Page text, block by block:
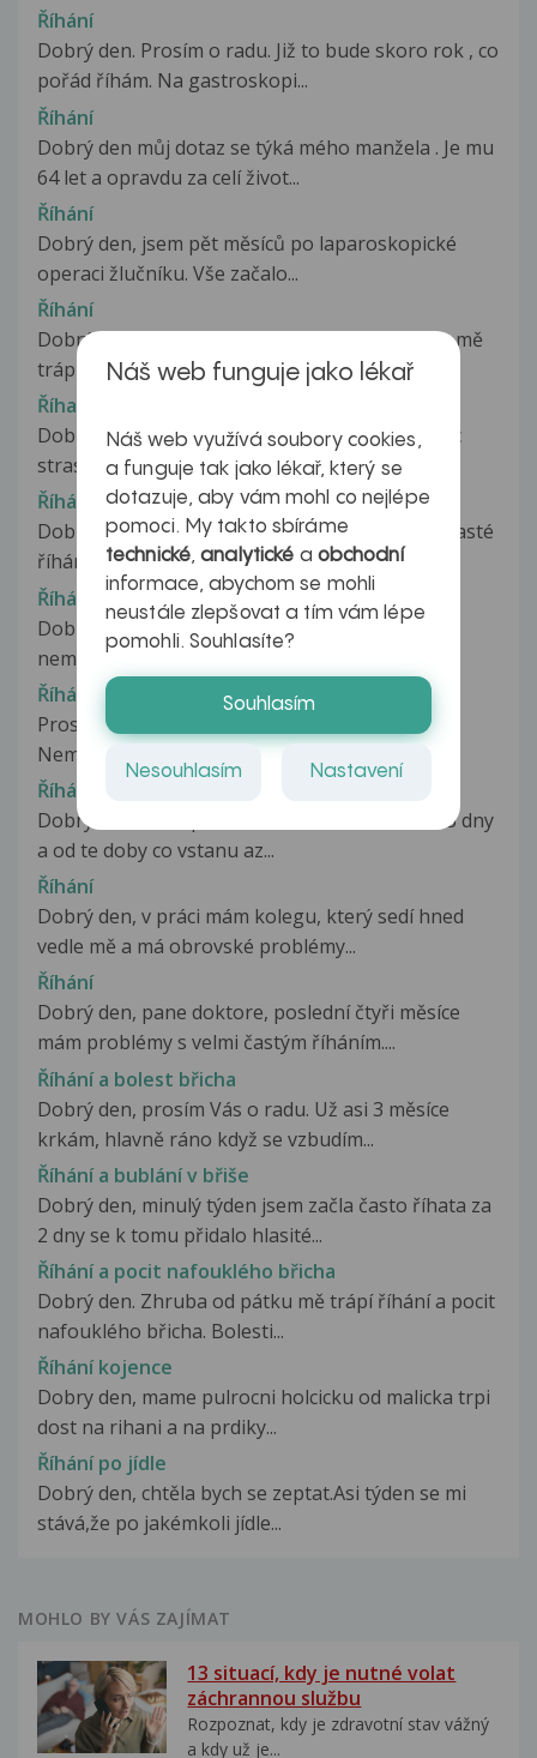
Říhání
Dobrý den. Prosím o radu. Již to bude skoro rok , co
pořád říhám. Na gastroskopi...
Říhání
Dobrý den můj dotaz se týká mého manžela . Je mu
64 let a opravdu za celí život...
Říhání
Dobrý den, jsem pět měsíců po laparoskopické
operaci žlučníku. Vše začalo...
Říhání
Dobrý den, chtěla bych se zeptat. Asi tak 3 dny mě
trápí nadměrné říhání. Není...
Říhaní
Dobry den,mame 3mesicni miminko a tak mesic
strasne moc řiha. Moje lekarka rika...
Říhání
Dobrý den, měla bych prosbu .Asi týden mám časté
říhání,které se objevuje nezávisle...
Říhání
Dobrý den, chtěla bych se zeptat, nikdy jsem
neměla žádné obtíže se zazivanim,...
Říhání
Prosím o radu s problémem častého říhání.
Nemám nadváhu, nekouřím, kávu piju...
Říhání
Dobry den, mam potize s rihanim .. Uz to trva 3 dny
a od te doby co vstanu az...
Říhání
Dobrý den, v práci mám kolegu, který sedí hned
vedle mě a má obrovské problémy...
Říhání
Dobrý den, pane doktore, poslední čtyři měsíce
mám problémy s velmi častým říháním....
Říhání a bolest břicha
Dobrý den, prosím Vás o radu. Už asi 3 měsíce
krkám, hlavně ráno když se vzbudím...
Říhání a bublání v břiše
Dobrý den, minulý týden jsem začla často říhata za
2 dny se k tomu přidalo hlasité...
Říhání a pocit nafouklého břicha
Dobrý den. Zhruba od pátku mě trápí říhání a pocit
nafouklého břicha. Bolesti...
Říhání kojence
Dobry den, mame pulrocni holcicku od malicka trpi
dost na rihani a na prdiky...
Říhání po jídle
Dobrý den, chtěla bych se zeptat.Asi týden se mi
stává,že po jakémkoli jídle...
MOHLO BY VÁS ZAJÍMAT
13 situací, kdy je nutné volat
záchrannou službu
Rozpoznat, kdy je zdravotní stav vážný
a kdy už je...
Náš web funguje jako lékař
Náš web využívá soubory cookies,
a funguje tak jako lékař, který se
dotazuje, aby vám mohl co nejlépe
pomoci. My takto sbíráme
technické,analytické a obchodní
informace, abychom se mohli
neustále zlepšovat a tím vám lépe
pomohli. Souhlasíte?
Souhlasím
Nesouhlasím Nastavení